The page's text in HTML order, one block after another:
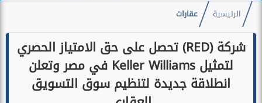
الرئيسية عقارات
شركة (RED) تحصل على حق الامتياز الحصري
لتمثيل Keller Williams في مصر وتعلن
انطلاقة جديدة لتنظيم سوق التسويق